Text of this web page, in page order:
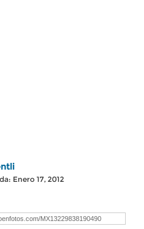
Enero 17, 2012